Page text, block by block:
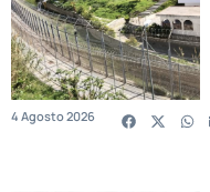
4 Agosto 2026